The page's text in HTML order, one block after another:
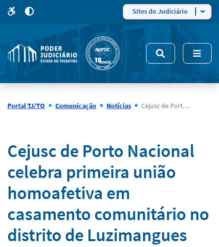
site
5
modo
de
alto
Sites do Judiciário
Portal TJ/TO Comunicação Notícias Cejusc de Porto Nacional celebra primeira união homoafetiva em casamento comunitário no distrito de Luzimangues
Notícias
Cejusc de Porto Nacional
celebra primeira união
homoafetiva em
casamento comunitário no
distrito de Luzimangues